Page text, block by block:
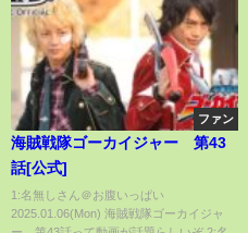
ファン
海賊戦隊ゴーカイジャー 第43
話[公式]
1:名無しさん＠お腹いっぱい
2025.01.06(Mon) 海賊戦隊ゴーカイジャ